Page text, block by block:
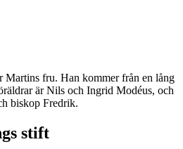
Martins fru. Han kommer från en lång
är Nils och Ingrid Modéus, och
biskop Fredrik.
stift